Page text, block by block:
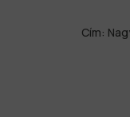
Cím: